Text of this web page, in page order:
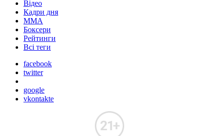
Відео
Кадри дня
ММА
Боксери
Рейтинги
Всі теги
facebook
twitter
google
vkontakte